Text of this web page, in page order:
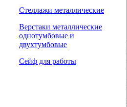
Стеллажи металлические
Верстаки металлические
однотумбовые и
двухтумбовые
Сейф для работы